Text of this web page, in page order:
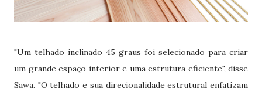
"Um telhado inclinado 45 graus foi selecionado para criar
um grande espaço interior e uma estrutura eficiente", disse
Sawa. "O telhado e sua direcionalidade estrutural enfatizam